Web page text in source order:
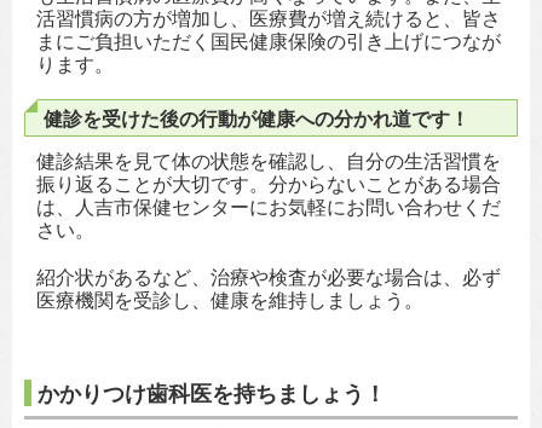
活習慣病の方が増加し、医療費が増え続けると、皆さ
まにご負担いただく国民健康保険の引き上げにつなが
ります。
健診を受けた後の行動が健康への分かれ道です！
健診結果を見て体の状態を確認し、自分の生活習慣を
振り返ることが大切です。分からないことがある場合
は、人吉市保健センターにお気軽にお問い合わせくだ
さい。
紹介状があるなど、治療や検査が必要な場合は、必ず
医療機関を受診し、健康を維持しましょう。
かかりつけ歯科医を持ちましょう！